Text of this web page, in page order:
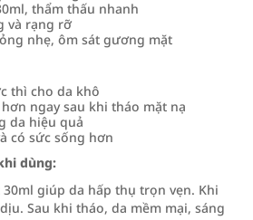
thẩm thấu nhanh
và rạng rỡ
nhẹ, ôm sát gương mặt
thì cho da khô
ngay sau khi tháo mặt nạ
da hiệu quả
có sức sống hơn
dùng:
giúp da hấp thụ trọn vẹn. Khi
Sau khi tháo, da mềm mại, sáng